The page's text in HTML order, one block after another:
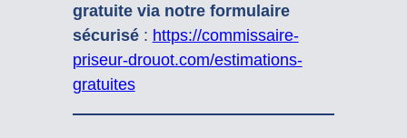
gratuite via notre formulaire
sécurisé: https://commissaire-
priseur-drouot.com/estimations-
gratuites